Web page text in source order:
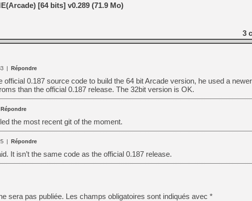
[GK] Le beat'em up The
[GK] Endless Legend 2 :
[LS] [PS5] Le WebKit
[GK] Oubliez Crazy Taxi,
[LS] [Switch] NSZ 5.0.0
[64 bits] v0.289 (71.9 Mo)
3
| Répondre
official 0.187 source code to build the 64 bit Arcade version, he used a
than the official 0.187 release. The 32bit version is OK.
Répondre
the most recent git of the moment.
| Répondre
It isn’t the same code as the official 0.187 release.
sera pas publiée. Les champs obligatoires sont indiqués avec *